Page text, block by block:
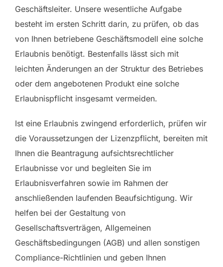
Geschäftsleiter. Unsere wesentliche Aufgabe
besteht im ersten Schritt darin, zu prüfen, ob das
von Ihnen betriebene Geschäftsmodell eine solche
Erlaubnis benötigt. Bestenfalls lässt sich mit
leichten Änderungen an der Struktur des Betriebes
oder dem angebotenen Produkt eine solche
Erlaubnispflicht insgesamt vermeiden.
Ist eine Erlaubnis zwingend erforderlich, prüfen wir
die Voraussetzungen der Lizenzpflicht, bereiten mit
Ihnen die Beantragung aufsichtsrechtlicher
Erlaubnisse vor und begleiten Sie im
Erlaubnisverfahren sowie im Rahmen der
anschließenden laufenden Beaufsichtigung. Wir
helfen bei der Gestaltung von
Gesellschaftsverträgen, Allgemeinen
Geschäftsbedingungen (AGB) und allen sonstigen
Compliance-Richtlinien und geben Ihnen